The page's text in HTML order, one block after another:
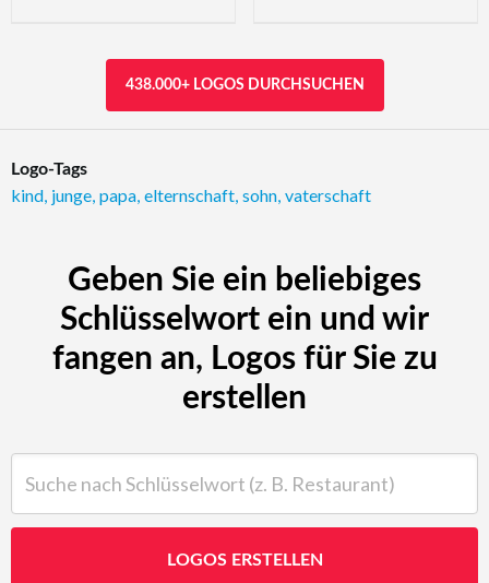
438.000+ LOGOS DURCHSUCHEN
Logo-Tags
kind junge papa elternschaft sohn vaterschaft
Geben Sie ein beliebiges
Schlüsselwort ein und wir
fangen an, Logos für Sie zu
erstellen
LOGOS ERSTELLEN